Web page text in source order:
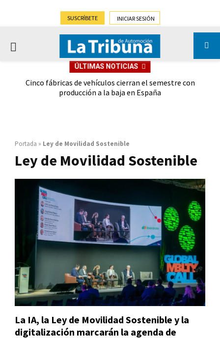
SUSCRÍBETE INICIAR SESIÓN
PRIMARY
ÚLTIMAS NOTICIAS
Cinco fábricas de vehículos cierran el semestre con
producción a la baja en España
Portada » Ley de Movilidad Sostenible
Ley de Movilidad Sostenible
La IA, la Ley de Movilidad Sostenible y la
digitalización marcarán la agenda de